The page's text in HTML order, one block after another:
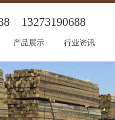
13273190688
产品展示 行业资讯